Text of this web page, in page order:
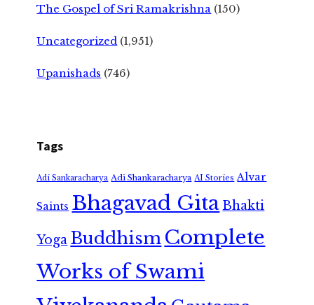
The Gospel of Sri Ramakrishna (150)
Uncategorized (1,951)
Upanishads (746)
Tags
Adi Sankaracharya Adi Shankaracharya AI Stories Alvar
Saints Bhagavad GitaBhakti
Yoga Buddhism Complete
Works of Swami